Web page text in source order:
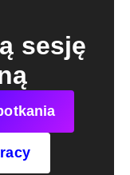
sesję